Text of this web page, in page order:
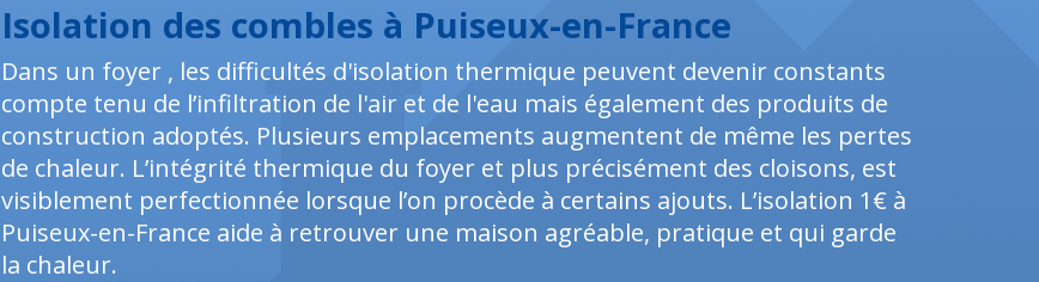
Isolation des combles à Puiseux-en-France
Dans un foyer , les difficultés d'isolation thermique peuvent devenir constants
compte tenu de l’infiltration de l'air et de l'eau mais également des produits de
construction adoptés. Plusieurs emplacements augmentent de même les pertes
de chaleur. L’intégrité thermique du foyer et plus précisément des cloisons, est
visiblement perfectionnée lorsque l’on procède à certains ajouts. L’isolation 1€ à
Puiseux-en-France aide à retrouver une maison agréable, pratique et qui garde
la chaleur.